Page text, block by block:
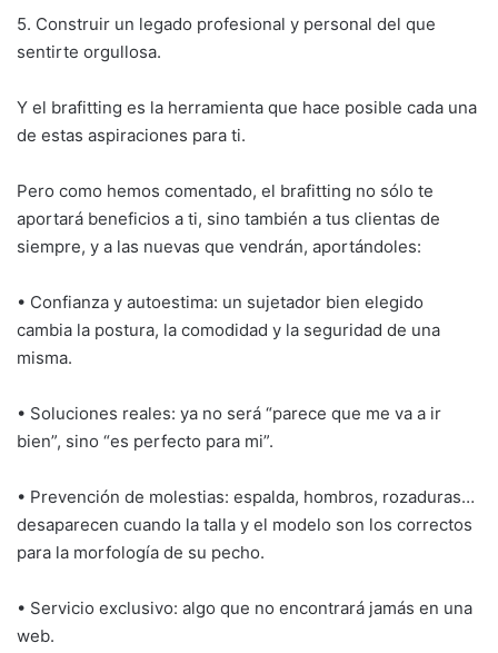
5. Construir un legado profesional y personal del que
sentirte orgullosa.
Y el brafitting es la herramienta que hace posible cada una
de estas aspiraciones para ti.
Pero como hemos comentado, el brafitting no sólo te
aportará beneficios a ti, sino también a tus clientas de
siempre, y a las nuevas que vendrán, aportándoles:
• Confianza y autoestima: un sujetador bien elegido
cambia la postura, la comodidad y la seguridad de una
misma.
• Soluciones reales: ya no será “parece que me va a ir
bien”, sino “es perfecto para mi”.
• Prevención de molestias: espalda, hombros, rozaduras…
desaparecen cuando la talla y el modelo son los correctos
para la morfología de su pecho.
• Servicio exclusivo: algo que no encontrará jamás en una
web.